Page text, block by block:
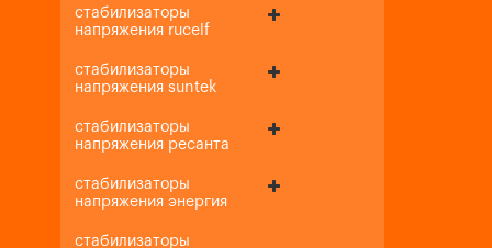
стабилизаторы
напряжения rucelf
стабилизаторы
напряжения suntek
стабилизаторы
напряжения ресанта
стабилизаторы
напряжения энергия
стабилизаторы